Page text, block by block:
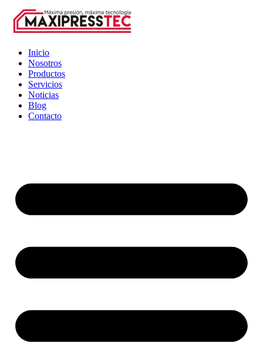
Inicio
Nosotros
Productos
Servicios
Noticias
Blog
Contacto